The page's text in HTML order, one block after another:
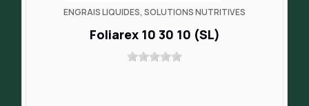
ENGRAIS LIQUIDES, SOLUTIONS NUTRITIVES
Foliarex 10 30 10 (SL)